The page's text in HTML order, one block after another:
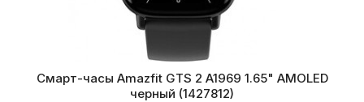
Смарт-часы Amazfit GTS 2 A1969 1.65" AMOLED
черный (1427812)